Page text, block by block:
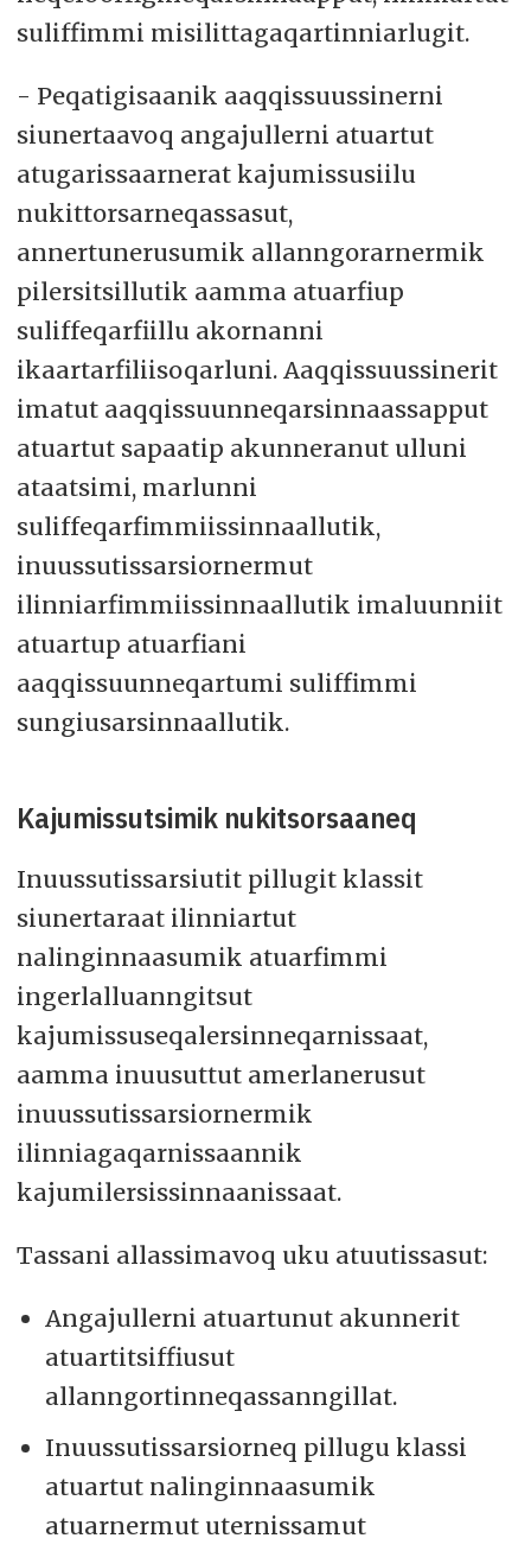
suliffimmi misilittagaqartinniarlugit.
- Peqatigisaanik aaqqissuussinerni
siunertaavoq angajullerni atuartut
atugarissaarnerat kajumissusiilu
nukittorsarneqassasut,
annertunerusumik allanngorarnermik
pilersitsillutik aamma atuarfiup
suliffeqarfiillu akornanni
ikaartarfiliisoqarluni. Aaqqissuussinerit
imatut aaqqissuunneqarsinnaassapput
atuartut sapaatip akunneranut ulluni
ataatsimi, marlunni
suliffeqarfimmiissinnaallutik,
inuussutissarsiornermut
ilinniarfimmiissinnaallutik imaluunniit
atuartup atuarfiani
aaqqissuunneqartumi suliffimmi
sungiusarsinnaallutik.
Kajumissutsimik nukitsorsaaneq
Inuussutissarsiutit pillugit klassit
siunertaraat ilinniartut
nalinginnaasumik atuarfimmi
ingerlalluanngitsut
kajumissuseqalersinneqarnissaat,
aamma inuusuttut amerlanerusut
inuussutissarsiornermik
ilinniagaqarnissaannik
kajumilersissinnaanissaat.
Tassani allassimavoq uku atuutissasut:
Angajullerni atuartunut akunnerit
atuartitsiffiusut
allanngortinneqassanngillat.
Inuussutissarsiorneq pillugu klassi
atuartut nalinginnaasumik
atuarnermut uternissamut